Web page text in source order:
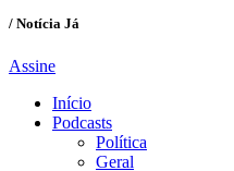
/ Notícia Já
Assine
Início
Podcasts
Política
Geral